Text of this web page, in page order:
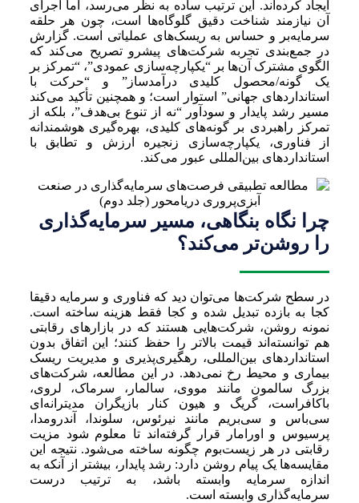
ایجاد کرده‌اند. این ترتیب ساده به نظر می‌رسد، اما اجرای
آن نیازمند شناخت دقیق گلوگاه‌ها است، چون هر حلقه
سرمایه‌بر و حساس به ریسک‌های عملیاتی است. گزارش
در جمع‌بندی تجربه شرکت‌های پیشرو تصریح می‌کند که
الگوی مشترک آن‌ها بر “یکپارچه‌سازی عمودی”، “تمرکز بر
یک گونه/محصول کلیدی درآمدساز” و “حرکت با
استانداردهای جهانی” استوار است؛ و همچنین تأکید می‌کند
مسیر رشد پایدار و سودآور “نه از تنوع بی‌هدف”، بلکه از
تمرکز راهبردی بر گونه‌های کلیدی، بهره‌گیری هوشمندانه
از فناوری، یکپارچه‌سازی زنجیره ارزش و تطابق با
استانداردهای بین‌المللی عبور می‌کند.
چرا نگاه بنگاهی، مسیر سرمایه‌گذاری
را روشن‌تر می‌کند؟
در سطح شرکت‌ها می‌توان دید که فناوری و سرمایه دقیقا
کجا به بازده تبدیل شده و کجا فقط هزینه ساخته است.
نمونه روشن، شرکت‌هایی هستند که در بازارهای رقابتی
هم توانسته‌اند قیمت بالاتر را حفظ کنند؛ این اتفاق بدون
استانداردهای بین‌المللی، رهگیری‌پذیری و مدیریت ریسک
بیماری و محیط رخ نمی‌دهد. در این مطالعه، شرکت‌های
بزرگ سالمون مانند مووی، سالمار، سرماک، لروی،
باکافراست، گریگ و هیون کنار بازیگران مدیترانه‌ای
سی‌باس و سی‌بریم مانند نیرئوس، سلوندا، آندرومدا،
پرسیوس و اورامار قرار گرفته‌اند تا معلوم شود مزیت
رقابتی در هر زیست‌بوم چگونه ساخته می‌شود. نتیجه این
مقایسه‌ها یک پیام روشن دارد: رشد پایدار، بیشتر از آنکه به
اندازه سرمایه وابسته باشد، به ترتیب درست
سرمایه‌گذاری وابسته است.